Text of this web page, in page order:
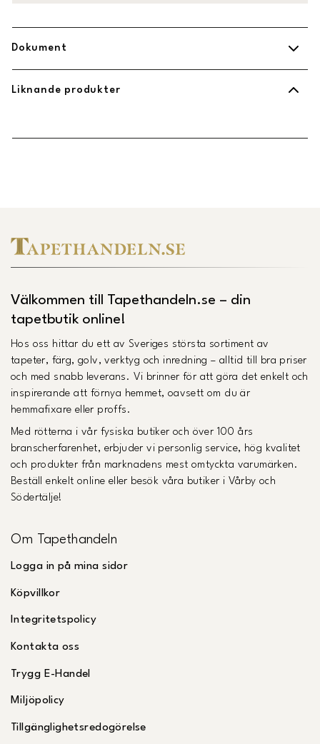
Dokument
PDB-Perfekt-Fasad.pdf
Liknande produkter
Välkommen till Tapethandeln.se – din
tapetbutik online!
Hos oss hittar du ett av Sveriges största sortiment av
tapeter, färg, golv, verktyg och inredning – alltid till bra priser
och med snabb leverans. Vi brinner för att göra det enkelt och
inspirerande att förnya hemmet, oavsett om du är
hemmafixare eller proffs.
Med rötterna i vår fysiska butiker och över 100 års
branscherfarenhet, erbjuder vi personlig service, hög kvalitet
och produkter från marknadens mest omtyckta varumärken.
Beställ enkelt online eller besök våra butiker i Vårby och
Södertälje!
Om Tapethandeln
Logga in på mina sidor
Köpvillkor
Integritetspolicy
Kontakta oss
Trygg E-Handel
Miljöpolicy
Tillgänglighetsredogörelse